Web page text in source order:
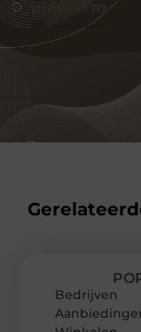
platform
Bedrijven